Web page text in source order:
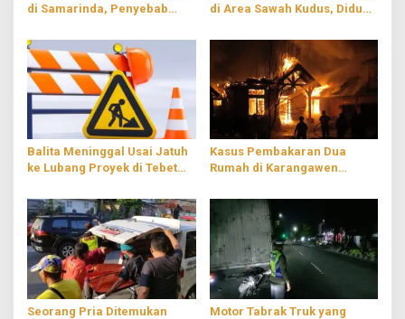
di Samarinda, Penyebab
di Area Sawah Kudus, Diduga
Balita Meninggal Usai Jatuh
ke Lubang Proyek di Tebet
Terjebak
Kasus Pembakaran Dua
Rumah di Karangawen
Pribadi
Seorang Pria Ditemukan
Motor Tabrak Truk yang